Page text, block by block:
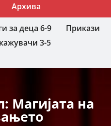
Архива
за деца 6-9
Прикази
3-5
Магијата на